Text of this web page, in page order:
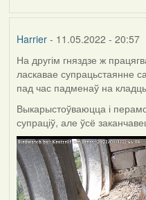
Harrier- 11.05.2022 - 20:57
На другім гняздзе ж
ласкавае супрацьстаянне
пад час падменаў на
Выкарыстоўваюцца і
супраціў, але ўсё